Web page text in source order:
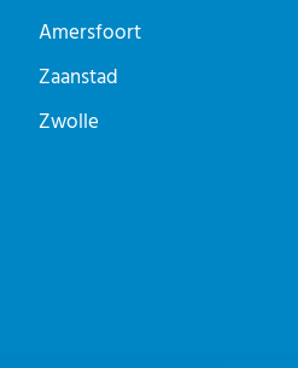
Amersfoort
Zaanstad
Zwolle